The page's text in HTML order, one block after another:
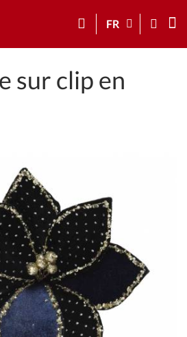
FR
sur clip en